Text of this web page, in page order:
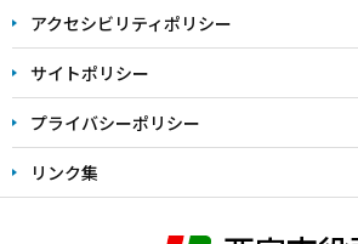
アクセシビリティポリシー
サイトポリシー
プライバシーポリシー
リンク集